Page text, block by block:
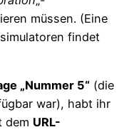
müssen. (Eine
findet
„Nummer 5“ (die
war), habt ihr
dem URL-